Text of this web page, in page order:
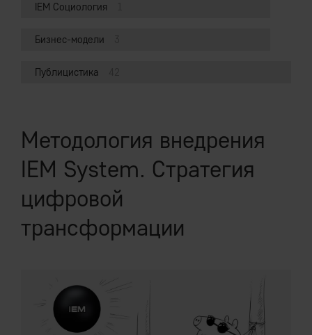
IEM Социология
Бизнес-модели
Публицистика
Методология внедрения
IEM System. Стратегия
цифровой
трансформации